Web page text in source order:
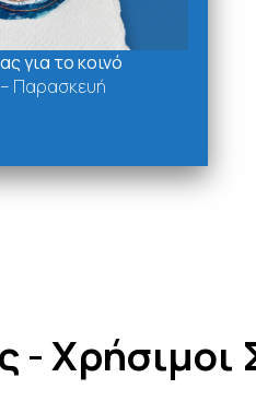
- Χρήσιμοι
για το κοινό
Παρασκευή